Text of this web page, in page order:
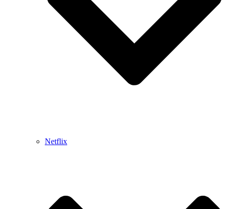
Netflix